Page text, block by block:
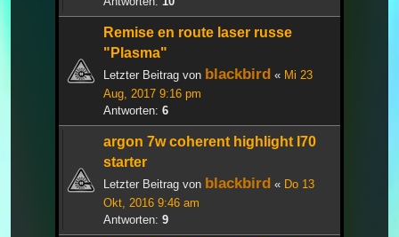
Remise en route laser russe
"Plasma"
Letzter Beitrag von blackbird « Mi 23
Aug, 2017 9:16 pm
Antworten: 6
argon 7w coherent highlight I70
starter
Letzter Beitrag von blackbird « Do 13
Okt, 2016 9:46 am
Antworten: 9